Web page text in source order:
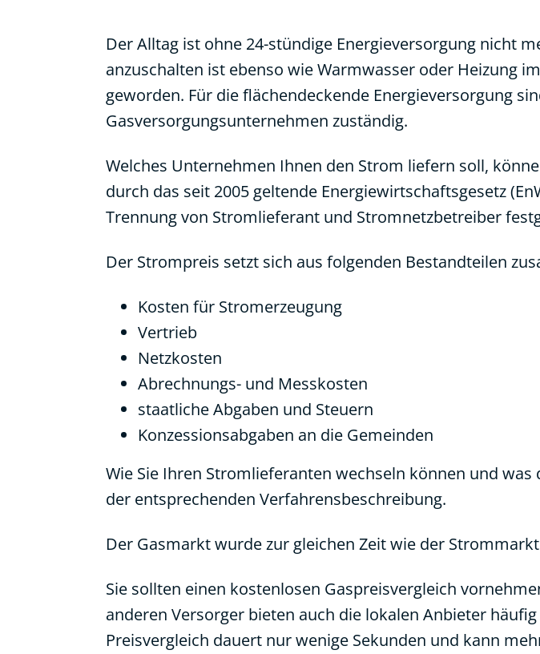
Der Alltag ist ohne 24-stündige Energieversorgung nicht
anzuschalten ist ebenso wie Warmwasser oder Heizung
geworden. Für die flächendeckende Energieversorgung
Gasversorgungsunternehmen zuständig.
Welches Unternehmen Ihnen den Strom liefern soll,
durch das seit 2005 geltende Energiewirtschaftsgesetz
Trennung von Stromlieferant und Stromnetzbetreiber
Der Strompreis setzt sich aus folgenden Bestandteilen
Kosten für Stromerzeugung
Vertrieb
Netzkosten
Abrechnungs- und Messkosten
staatliche Abgaben und Steuern
Konzessionsabgaben an die Gemeinden
Wie Sie Ihren Stromlieferanten wechseln können und was
der entsprechenden Verfahrensbeschreibung.
Der Gasmarkt wurde zur gleichen Zeit wie der
Sie sollten einen kostenlosen Gaspreisvergleich
anderen Versorger bieten auch die lokalen Anbieter
Preisvergleich dauert nur wenige Sekunden und kann